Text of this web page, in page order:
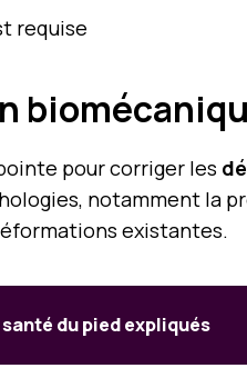
requise
pour corriger les
notamment la
existantes.
du pied expliqués